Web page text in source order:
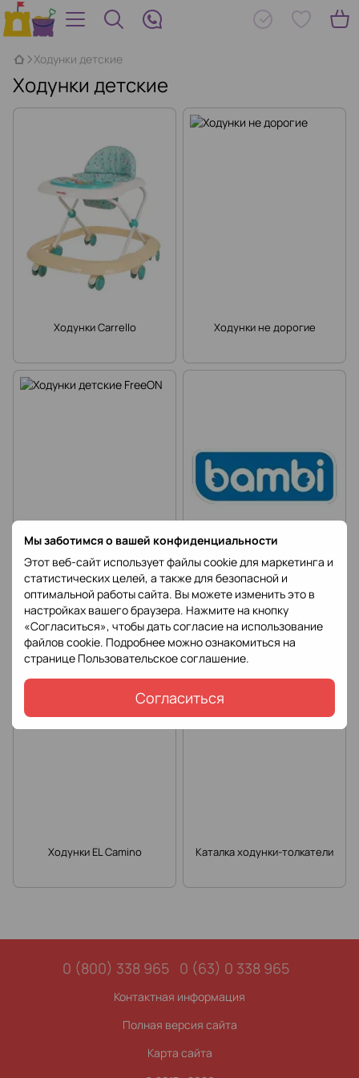
Мы заботимся о вашей конфиденциальности
Этот веб-сайт использует файлы cookie для маркетинга и
статистических целей, а также для безопасной и
оптимальной работы сайта. Вы можете изменить это в
настройках вашего браузера. Нажмите на кнопку
«Согласиться», чтобы дать согласие на использование
файлов cookie. Подробнее можно ознакомиться на
странице Пользовательское соглашение.
Согласиться
Ходунки детские
Ходунки детские
Ходунки Carrello Ходунки не дорогие
Ходунки детские FreeON Ходунки Bambi
Ходунки EL Camino Каталка ходунки-толкатели
0 (800) 338 965 0 (63) 0 338 965
Контактная информация
Полная версия сайта
Карта сайта